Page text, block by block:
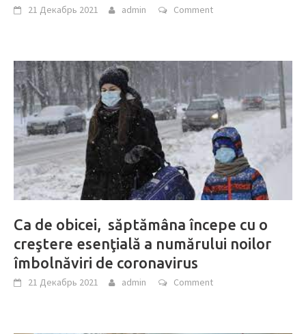
21 Декабрь 2021 admin Comment
Ca de obicei, săptămâna începe cu o
creştere esenţială a numărului noilor
îmbolnăviri de coronavirus
21 Декабрь 2021 admin Comment